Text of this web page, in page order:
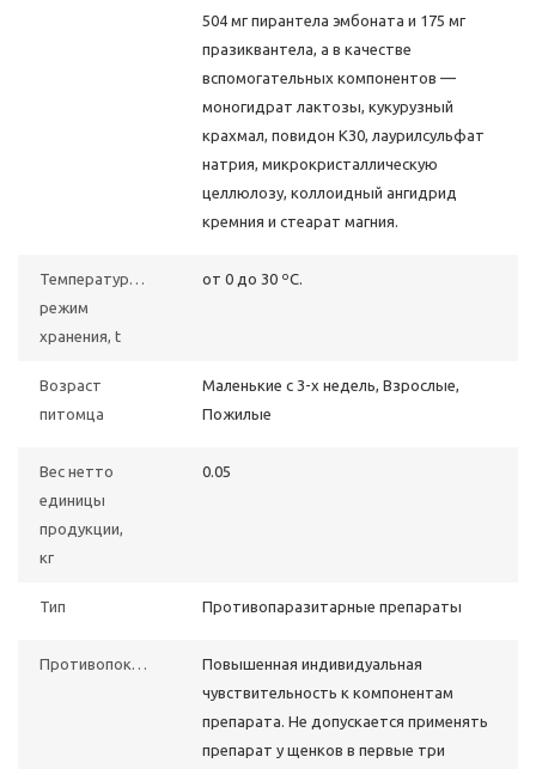
504 мг пирантела эмбоната и 175 мг
празиквантела, а в качестве
вспомогательных компонентов —
моногидрат лактозы, кукурузный
крахмал, повидон К30, лаурилсульфат
натрия, микрокристаллическую
целлюлозу, коллоидный ангидрид
кремния и стеарат магния.
Температурный
режим
хранения, t
от 0 до 30 ºС.
Возраст
питомца
Маленькие с 3-х недель, Взрослые,
Пожилые
Вес нетто
единицы
продукции,
кг
0.05
Тип Противопаразитарные препараты
Противопоказания
Повышенная индивидуальная
чувствительность к компонентам
препарата. Не допускается применять
препарат у щенков в первые три